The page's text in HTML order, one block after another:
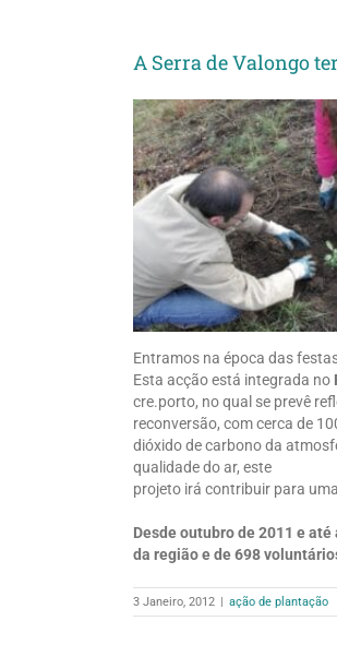
A Serra de Valongo
Entramos na época das
Esta acção está integrada no
cre.porto, no qual se prevê
reconversão, com cerca de
dióxido de carbono da
qualidade do ar, este
projeto irá contribuir para
Desde outubro de 2011 e
da região e de 698
3 Janeiro, 2012 ação de plantação